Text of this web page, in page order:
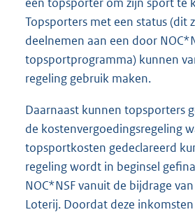
Topsporters met een status (dit
deelnemen aan een door
topsportprogramma) kunnen
regeling gebruik maken.
Daarnaast kunnen topsporters
de kostenvergoedingsregeling
topsportkosten gedeclareerd
regeling wordt in beginsel
NOC*NSF vanuit de bijdrage
Loterij. Doordat deze